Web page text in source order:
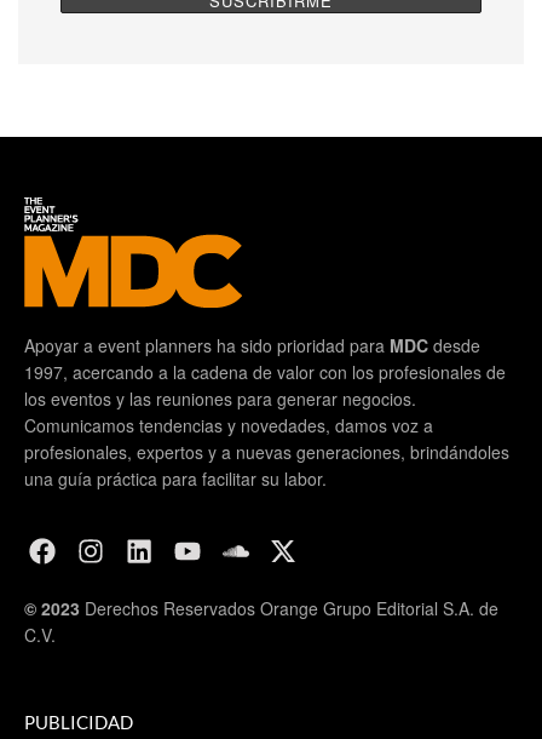
Apoyar a event planners ha sido prioridad para MDC desde
1997, acercando a la cadena de valor con los profesionales de
los eventos y las reuniones para generar negocios.
Comunicamos tendencias y novedades, damos voz a
profesionales, expertos y a nuevas generaciones, brindándoles
una guía práctica para facilitar su labor.
© 2023 Derechos Reservados Orange Grupo Editorial S.A. de
C.V.
PUBLICIDAD